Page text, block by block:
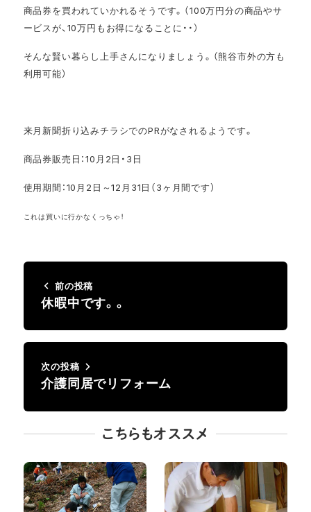
商品券を買われていかれるそうです。（100万円分の商品やサ
ービスが、10万円もお得になることに・・）
そんな賢い暮らし上手さんになりましょう。（熊谷市外の方も
利用可能）
来月新聞折り込みチラシでのPRがなされるようです。
商品券販売日：10月2日・3日
使用期間：10月2日～12月31日（3ヶ月間です）
これは買いに行かなくっちゃ！
前の投稿
休暇中です。。
次の投稿
介護同居でリフォーム
こちらもオススメ